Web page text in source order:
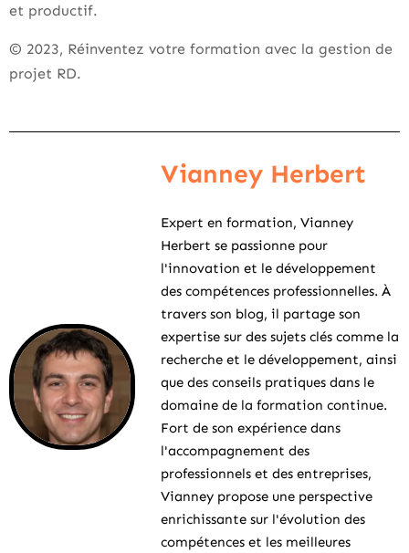
et productif.
© 2023, Réinventez votre formation avec la gestion de
projet RD.
Vianney Herbert
Expert en formation, Vianney
Herbert se passionne pour
l'innovation et le développement
des compétences professionnelles. À
travers son blog, il partage son
expertise sur des sujets clés comme la
recherche et le développement, ainsi
que des conseils pratiques dans le
domaine de la formation continue.
Fort de son expérience dans
l'accompagnement des
professionnels et des entreprises,
Vianney propose une perspective
enrichissante sur l'évolution des
compétences et les meilleures